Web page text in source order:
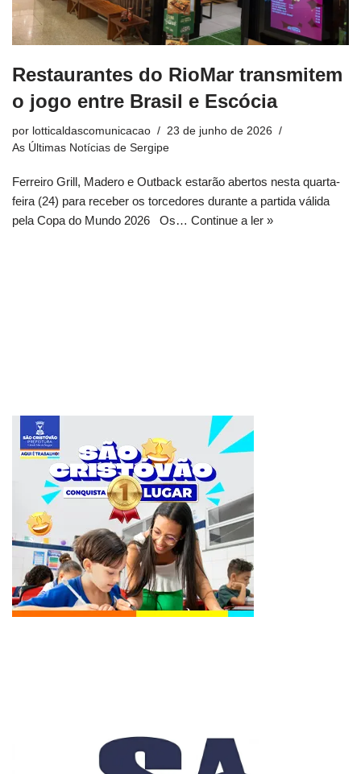
Restaurantes do RioMar transmitem
o jogo entre Brasil e Escócia
por lotticaldascomunicacao
23 de junho de 2026
As Últimas Notícias de Sergipe
Ferreiro Grill, Madero e Outback estarão abertos nesta quarta-
feira (24) para receber os torcedores durante a partida válida
pela Copa do Mundo 2026 Os… Continue a ler »